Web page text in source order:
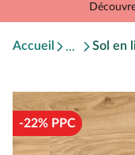
Accueil Sol en
-22% PPC